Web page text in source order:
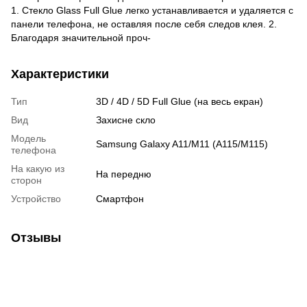
1. Стекло Glass Full Glue легко устанавливается и удаляется с
панели телефона, не оставляя после себя следов клея. 2.
Благодаря значительной проч-
Характеристики
Тип
3D / 4D / 5D Full Glue (на весь екран)
Вид
Захисне скло
Модель
телефона
Samsung Galaxy A11/M11 (A115/M115)
На какую из
сторон
На передню
Устройство Смартфон
Отзывы